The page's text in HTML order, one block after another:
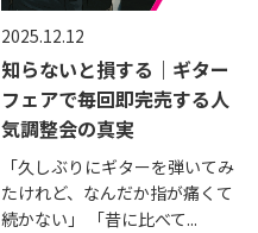
2025.12.12
知らないと損する｜ギター
フェアで毎回即完売する人
気調整会の真実
「久しぶりにギターを弾いてみ
たけれど、なんだか指が痛くて
続かない」 「昔に比べて...